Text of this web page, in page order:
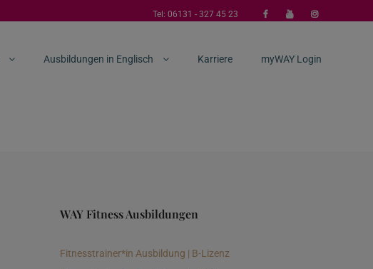
Tel: 06131 - 327 45 23
Ausbildungen in Englisch Karriere myWAY Login
WAY Fitness Ausbildungen
Fitnesstrainer*in Ausbildung | B-Lizenz